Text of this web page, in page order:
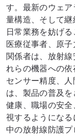
す。最新のウェ
量構造、そして継
日常業務を妨げ
医療従事者、原
関係者は、放射
れらの機器への依
センサー精度、
は、製品の普及
健康、職場の安
視するようにな
中の放射線防護